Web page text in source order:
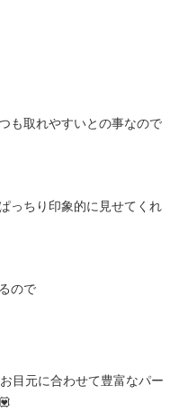
も取れやすいとの事なので
っちり印象的に見せてくれ
ので
目元に合わせて豊富なパー